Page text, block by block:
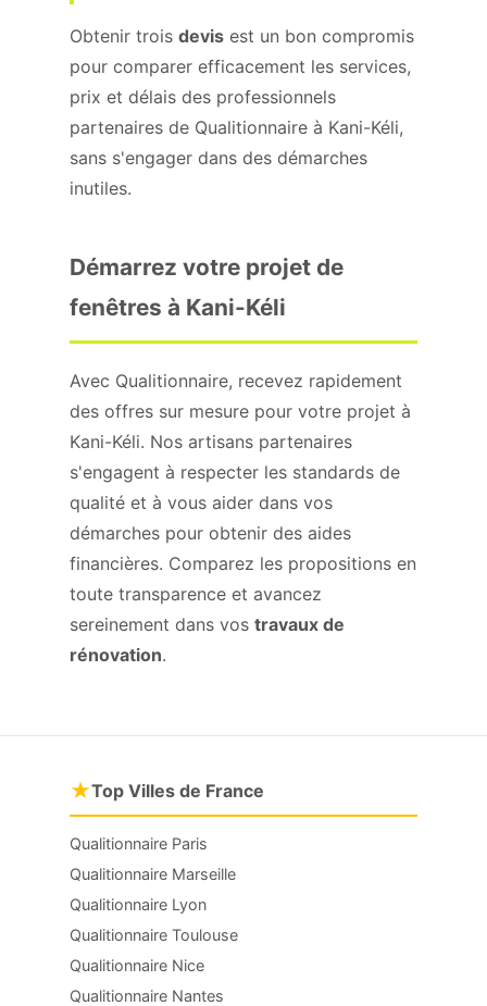
Obtenir trois devis est un bon compromis
pour comparer efficacement les services,
prix et délais des professionnels
partenaires de Qualitionnaire à Kani-Kéli,
sans s'engager dans des démarches
inutiles.
Démarrez votre projet de
fenêtres à Kani-Kéli
Avec Qualitionnaire, recevez rapidement
des offres sur mesure pour votre projet à
Kani-Kéli. Nos artisans partenaires
s'engagent à respecter les standards de
qualité et à vous aider dans vos
démarches pour obtenir des aides
financières. Comparez les propositions en
toute transparence et avancez
sereinement dans vos travaux de
rénovation.
★Top Villes de France
Qualitionnaire Paris
Qualitionnaire Marseille
Qualitionnaire Lyon
Qualitionnaire Toulouse
Qualitionnaire Nice
Qualitionnaire Nantes